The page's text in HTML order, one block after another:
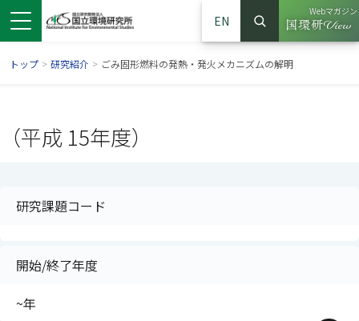
EN
サイト内検索
検索
Webマガジン
（別ウイ
トップ > 研究紹介 > ごみ固形燃料の発熱・発火メカニズムの解明
（平成 15年度）
研究課題コード
開始/終了年度
~年